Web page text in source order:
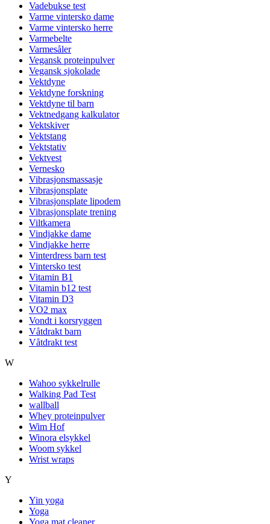
Vadebukse test
Varme vintersko dame
Varme vintersko herre
Varmebelte
Varmesåler
Vegansk proteinpulver
Vegansk sjokolade
Vektdyne
Vektdyne forskning
Vektdyne til barn
Vektnedgang kalkulator
Vektskiver
Vektstang
Vektstativ
Vektvest
Vernesko
Vibrasjonsmassasje
Vibrasjonsplate
Vibrasjonsplate lipodem
Vibrasjonsplate trening
Viltkamera
Vindjakke dame
Vindjakke herre
Vinterdress barn test
Vintersko test
Vitamin B1
Vitamin b12 test
Vitamin D3
VO2 max
Vondt i korsryggen
Våtdrakt barn
Våtdrakt test
W
Wahoo sykkelrulle
Walking Pad Test
wallball
Whey proteinpulver
Wim Hof
Winora elsykkel
Woom sykkel
Wrist wraps
Y
Yin yoga
Yoga
Yoga mat cleaner